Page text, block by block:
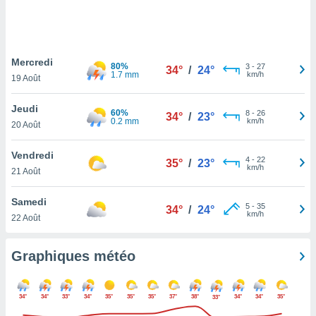
pas
de
cas,
que
sur le
et que
ne
Mercredi
19 Août
80%
1.7 mm
34° / 24° 3- 27
km/h
Jeudi
20 Août
60%
0.2 mm
34° / 23° 8- 26
km/h
Vendredi
21 Août
35° / 23° 4- 22
km/h
Samedi
22 Août
34° / 24° 5- 35
km/h
Graphiques météo
34° 34° 33° 34° 35° 35° 35° 37° 38° 33° 34° 34° 35°